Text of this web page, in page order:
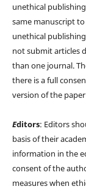
unethical
same manuscript
unethical
not submit articles
than one journal.
there is a full
version of the
Editors: Editors
basis of their
information in the
consent of the
measures when